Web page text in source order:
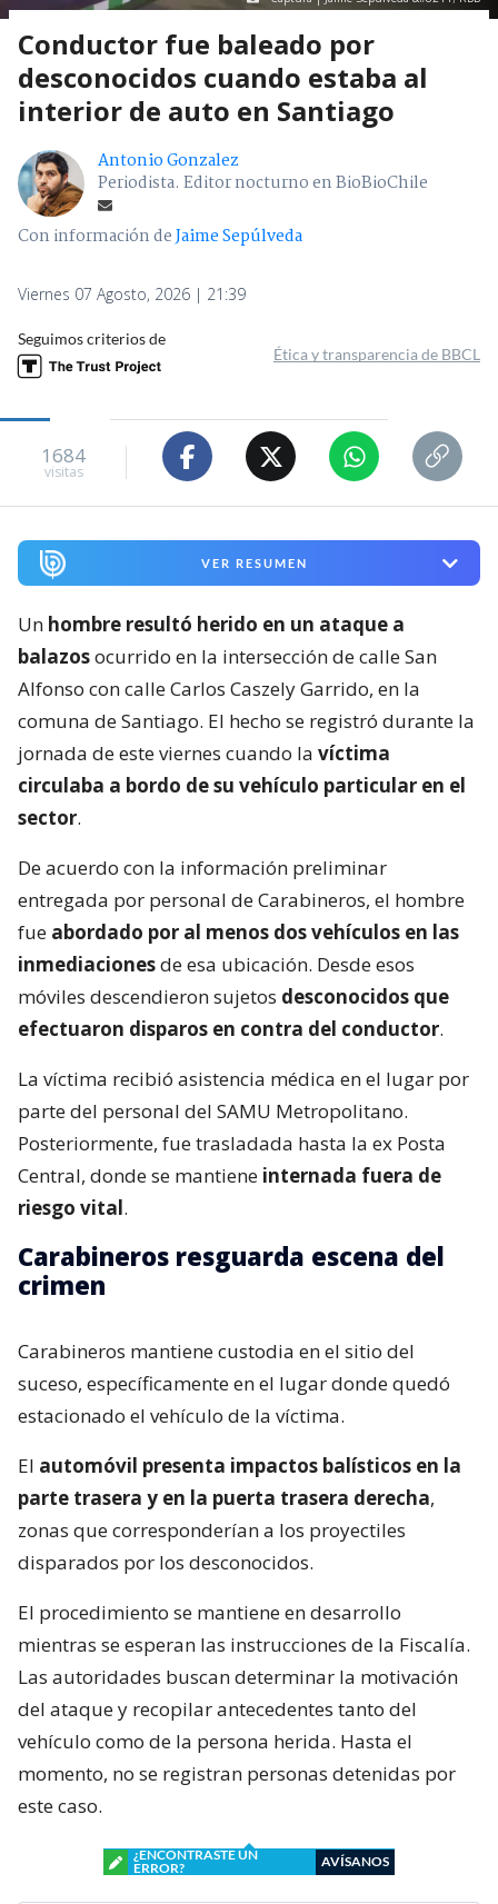
Conductor fue baleado por
desconocidos cuando estaba al
interior de auto en Santiago
Antonio Gonzalez
Periodista. Editor nocturno en BioBioChile
Con información deJaime Sepúlveda
Viernes 07 Agosto, 2026 | 21:39
Seguimos criterios de
Ética y transparencia de BBCL
1684
visitas
VER RESUMEN
Un hombre resultó herido en un ataque a
balazosocurrido en la intersección de calle San
Alfonso con calle Carlos Caszely Garrido, en la
comuna de Santiago. El hecho se registró durante la
jornada de este viernes cuando la víctima
circulaba a bordo de su vehículo particular en el
sector.
De acuerdo con la información preliminar
entregada por personal de Carabineros, el hombre
fue abordado por al menos dos vehículos en las
inmediacionesde esa ubicación. Desde esos
móviles descendieron sujetos desconocidos que
efectuaron disparos en contra del conductor.
La víctima recibió asistencia médica en el lugar por
parte del personal del SAMU Metropolitano.
Posteriormente, fue trasladada hasta la ex Posta
Central, donde se mantiene internada fuera de
riesgo vital.
Carabineros resguarda escena del
crimen
Carabineros mantiene custodia en el sitio del
suceso, específicamente en el lugar donde quedó
estacionado el vehículo de la víctima.
El automóvil presenta impactos balísticos en la
parte trasera y en la puerta trasera derecha,
zonas que corresponderían a los proyectiles
disparados por los desconocidos.
El procedimiento se mantiene en desarrollo
mientras se esperan las instrucciones de la Fiscalía.
Las autoridades buscan determinar la motivación
del ataque y recopilar antecedentes tanto del
vehículo como de la persona herida. Hasta el
momento, no se registran personas detenidas por
este caso.
¿ENCONTRASTE UN
ERROR?
AVÍSANOS